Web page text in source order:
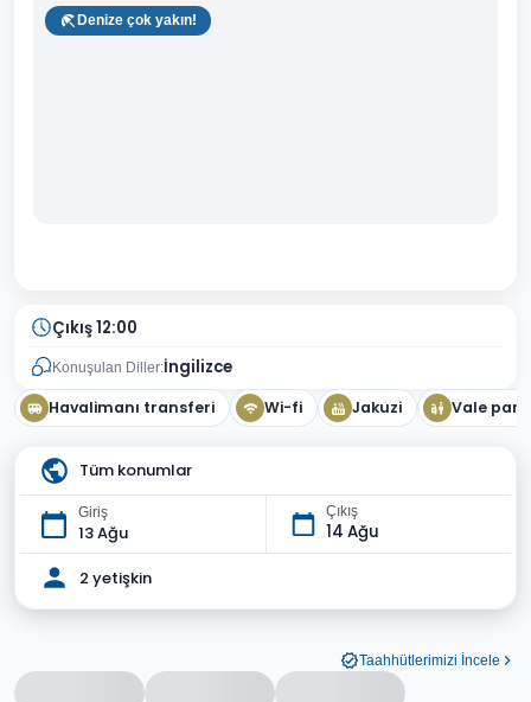
Denize çok yakın!
Çıkış 12:00
Konuşulan Diller:İngilizce
Havalimanı transferi Wi-fi Jakuzi Vale
Tüm konumlar
Giriş
13 Ağu
Çıkış
14 Ağu
2 yetişkin
Taahhütlerimizi İncele